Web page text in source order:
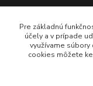
+421 905 545
NONSTOP
Pre základnú
účely a v prípade
využívame
cookies môžete